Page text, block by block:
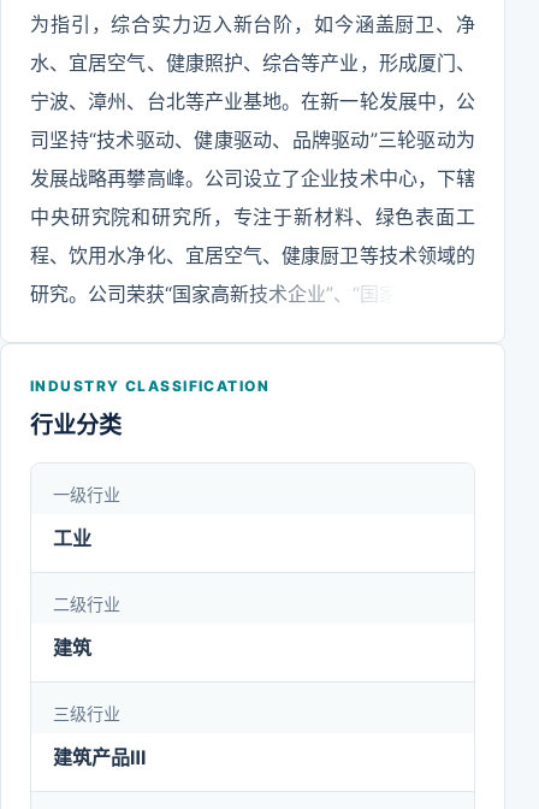
为指引，综合实力迈入新台阶，如今涵盖厨卫、净
水、宜居空气、健康照护、综合等产业，形成厦门、
宁波、漳州、台北等产业基地。在新一轮发展中，公
司坚持“技术驱动、健康驱动、品牌驱动”三轮驱动为
发展战略再攀高峰。公司设立了企业技术中心，下辖
中央研究院和研究所，专注于新材料、绿色表面工
程、饮用水净化、宜居空气、健康厨卫等技术领域的
研究。公司荣获“国家高新技术企业”、“国家企业技术
示范企业”、“厦门市创新型试点企业”、“厦门市重点
益生产的实践、优化和创新，不断提高先进制造能
力，加强工业互联网的建设，提高生产自动化、信息
保产品品质。并有效整合供应商资源，构建高效的原
材料供应体系，同时不断改善和提高自身工艺和生产
制程，在模具设计和制造、工装夹具设计与制造、复
合材料研发与熔炼、产品智能成型、智能绿色表面处
理、智能组装等方面形成了一贯化和柔性化的生产模
式，逐步建立起企业自动化、信息化、智能化的先进
INDUSTRY CLASSIFICATION
行业分类
一级行业
工业
二级行业
建筑
三级行业
建筑产品Ⅲ